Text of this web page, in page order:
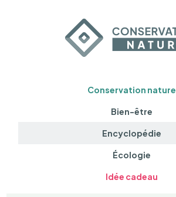
Conservation nature
Bien-être
Encyclopédie
Écologie
Idée cadeau